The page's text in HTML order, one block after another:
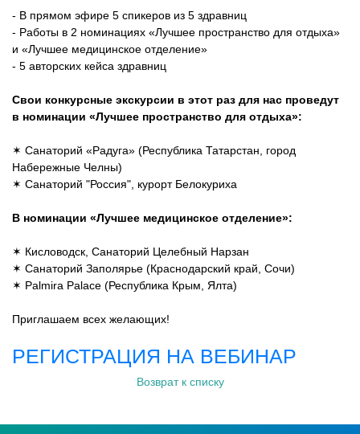
- В прямом эфире 5 спикеров из 5 здравниц
- Работы в 2 номинациях «Лучшее пространство для отдыха»
и «Лучшее медицинское отделение»
- 5 авторских кейса здравниц
Свои конкурсные экскурсии в этот раз для нас проведут
в номинации «Лучшее пространство для отдыха»:
✶ Санаторий «Радуга» (Республика Татарстан, город
Набережные Челны)
✶ Санаторий "Россия", курорт Белокуриха
В номинации «Лучшее медицинское отделение»:
✶ Кисловодск, Санаторий Целебный Нарзан
✶ Санаторий Заполярье (Краснодарский край, Сочи)
✶ Palmira Palace (Республика Крым, Ялта)
Приглашаем всех желающих!
РЕГИСТРАЦИЯ НА ВЕБИНАР
Возврат к списку